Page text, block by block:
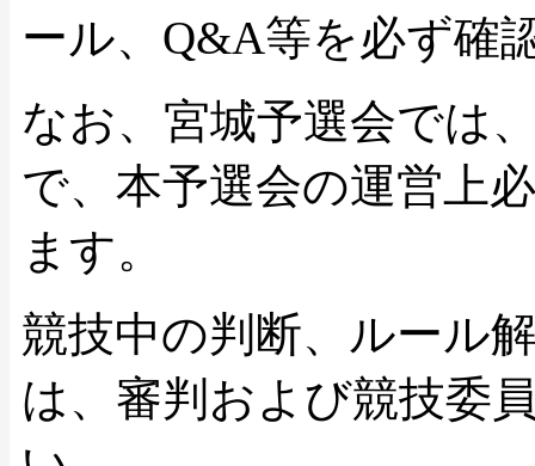
ール、Q&A等を必ず確
なお、宮城予選会では
で、本予選会の運営上
ます。
競技中の判断、ルール
は、審判および競技委